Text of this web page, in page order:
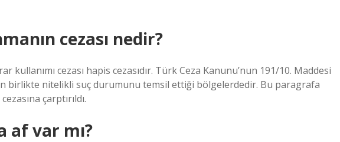
cezası nedir?
kullanımı cezası hapis cezasıdır. Türk Ceza Kanunu’nun 191/10. Maddesi
birlikte nitelikli suç durumunu temsil ettiği bölgelerdedir. Bu paragrafa
çarptırıldı.
af var mı?